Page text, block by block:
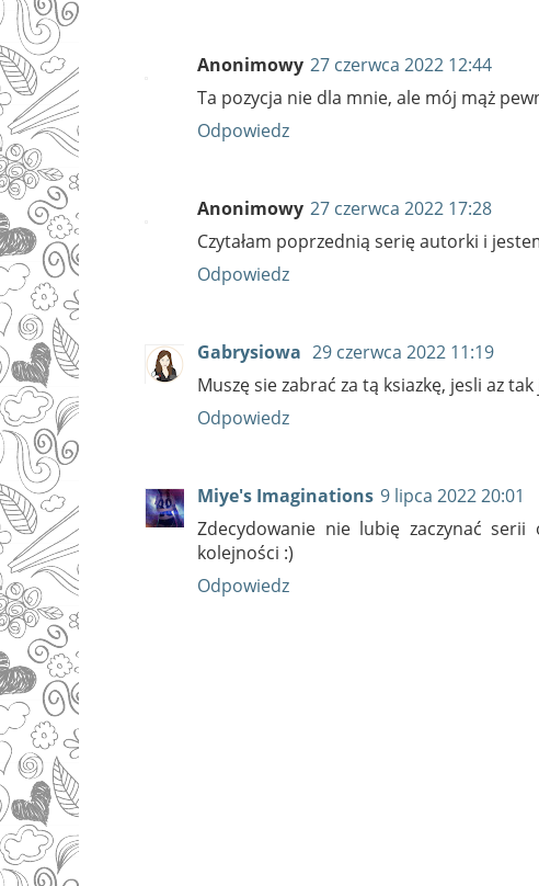
Anonimowy 27 czerwca 2022 12:44
Ta pozycja nie dla mnie, ale mój mąż
Odpowiedz
Anonimowy 27 czerwca 2022 17:28
Czytałam poprzednią serię autorki i
Odpowiedz
Gabrysiowa 29 czerwca 2022 11:19
Muszę sie zabrać za tą ksiazkę, jesli az
Odpowiedz
Miye's Imaginations 9 lipca 2022 20:01
Zdecydowanie nie lubię zaczynać
kolejności :)
Odpowiedz